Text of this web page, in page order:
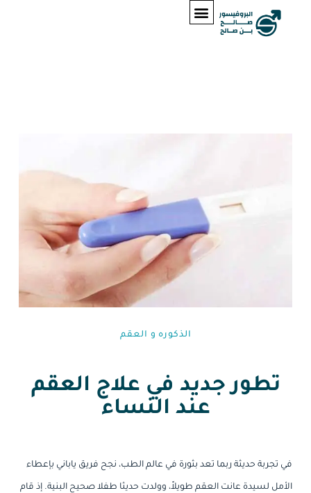
الذكوره و العقم⁩
تطور جديد في علاج العقم
عند النساء
في تجربة حديثة ربما تعد بثورة في عالم الطب، نجح فريق ياباني بإعطاء
الأمل لسيدة عانت العقم طويلاً، وولدت حديثا طفلا صحيح البنية. إذ قام